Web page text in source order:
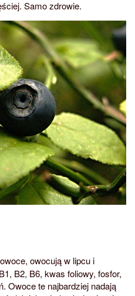
Samo zdrowie.
owocują w lipcu i
B2, B6, kwas foliowy, fosfor,
Owoce te najbardziej nadają